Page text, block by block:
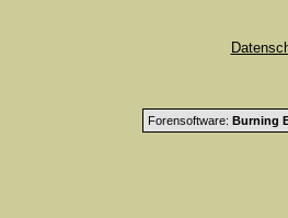
Forensoftware: Burning